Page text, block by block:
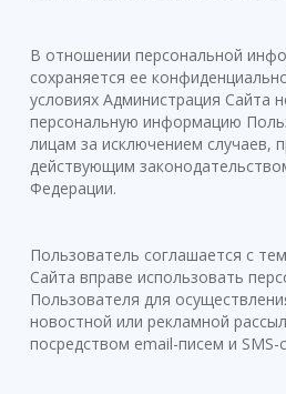
В отношении персональной
сохраняется ее
условиях Администрация Сайта
персональную информацию
лицам за исключением случаев,
действующим
Федерации.
Пользователь соглашается с
Сайта вправе использовать
Пользователя для
новостной или рекламной
посредством email-писем и